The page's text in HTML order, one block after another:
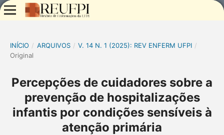
INÍCIO / ARQUIVOS / V. 14 N. 1 (2025): REV ENFERM UFPI /
Original
Percepções de cuidadores sobre a
prevenção de hospitalizações
infantis por condições sensíveis à
atenção primária